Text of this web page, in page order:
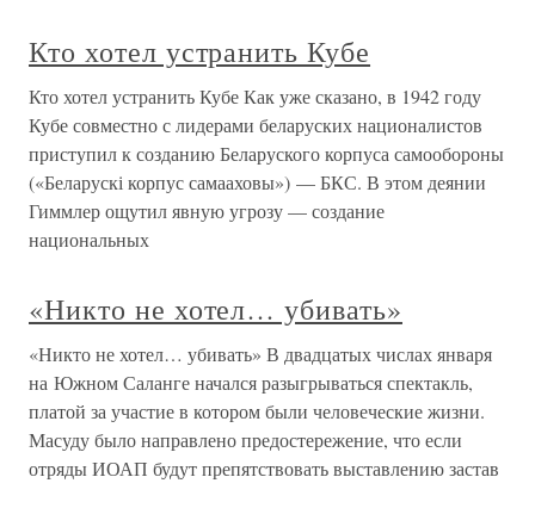
Кто хотел устранить Кубе
Кто хотел устранить Кубе Как уже сказано, в 1942 году
Кубе совместно с лидерами беларуских националистов
приступил к созданию Беларуского корпуса самообороны
(«Беларускі корпус самааховы») — БКС. В этом деянии
Гиммлер ощутил явную угрозу — создание
национальных
«Никто не хотел… убивать»
«Никто не хотел… убивать» В двадцатых числах января
на Южном Саланге начался разыгрываться спектакль,
платой за участие в котором были человеческие жизни.
Масуду было направлено предостережение, что если
отряды ИОАП будут препятствовать выставлению застав